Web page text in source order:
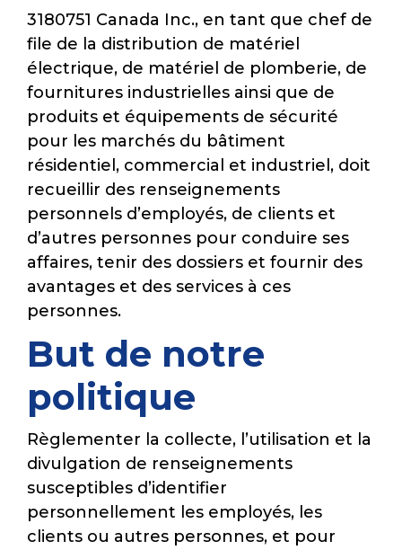
3180751 Canada Inc., en tant que chef de
file de la distribution de matériel
électrique, de matériel de plomberie, de
fournitures industrielles ainsi que de
produits et équipements de sécurité
pour les marchés du bâtiment
résidentiel, commercial et industriel, doit
recueillir des renseignements
personnels d’employés, de clients et
d’autres personnes pour conduire ses
affaires, tenir des dossiers et fournir des
avantages et des services à ces
personnes.
But de notre
politique
Règlementer la collecte, l’utilisation et la
divulgation de renseignements
susceptibles d’identifier
personnellement les employés, les
clients ou autres personnes, et pour